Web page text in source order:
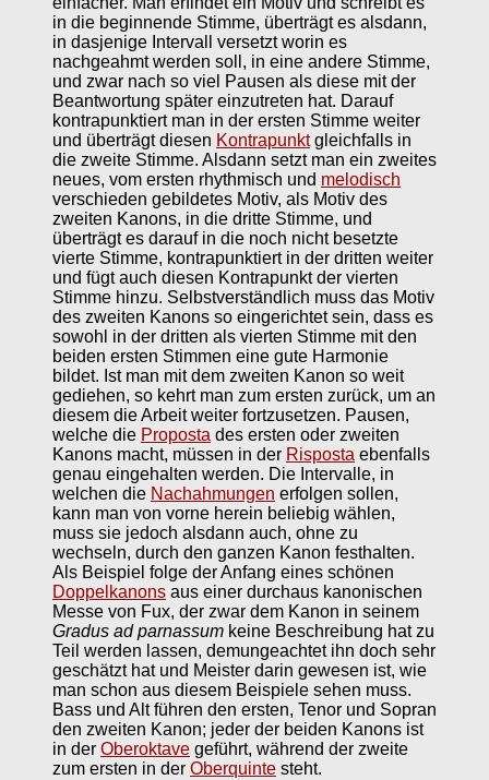
in die beginnende Stimme, überträgt es alsdann,
in dasjenige Intervall versetzt worin es
nachgeahmt werden soll, in eine andere Stimme,
und zwar nach so viel Pausen als diese mit der
Beantwortung später einzutreten hat. Darauf
kontrapunktiert man in der ersten Stimme weiter
und überträgt diesen Kontrapunktgleichfalls in
die zweite Stimme. Alsdann setzt man ein zweites
neues, vom ersten rhythmisch und melodisch
verschieden gebildetes Motiv, als Motiv des
zweiten Kanons, in die dritte Stimme, und
überträgt es darauf in die noch nicht besetzte
vierte Stimme, kontrapunktiert in der dritten weiter
und fügt auch diesen Kontrapunkt der vierten
Stimme hinzu. Selbstverständlich muss das Motiv
des zweiten Kanons so eingerichtet sein, dass es
sowohl in der dritten als vierten Stimme mit den
beiden ersten Stimmen eine gute Harmonie
bildet. Ist man mit dem zweiten Kanon so weit
gediehen, so kehrt man zum ersten zurück, um an
diesem die Arbeit weiter fortzusetzen. Pausen,
welche die Proposta des ersten oder zweiten
Kanons macht, müssen in der Risposta ebenfalls
genau eingehalten werden. Die Intervalle, in
welchen die Nachahmungen erfolgen sollen,
kann man von vorne herein beliebig wählen,
muss sie jedoch alsdann auch, ohne zu
wechseln, durch den ganzen Kanon festhalten.
Als Beispiel folge der Anfang eines schönen
Doppelkanons aus einer durchaus kanonischen
Messe von Fux, der zwar dem Kanon in seinem
Gradus ad parnassum keine Beschreibung hat zu
Teil werden lassen, demungeachtet ihn doch sehr
geschätzt hat und Meister darin gewesen ist, wie
man schon aus diesem Beispiele sehen muss.
Bass und Alt führen den ersten, Tenor und Sopran
den zweiten Kanon; jeder der beiden Kanons ist
in der Oberoktave geführt, während der zweite
zum ersten in der Oberquinte steht.